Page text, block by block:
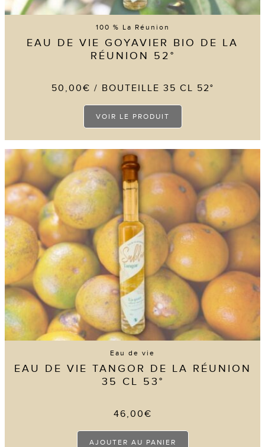
100 % La Réunion
EAU DE VIE GOYAVIER BIO DE LA
RÉUNION 52°
50,00€ / BOUTEILLE 35 CL 52°
VOIR LE PRODUIT
Ce
a
variations.
Les
options
peuvent
être
choisies
page
du
produit
Eau de vie
EAU DE VIE TANGOR DE LA RÉUNION
35 CL 53°
46,00€
AJOUTER AU PANIER